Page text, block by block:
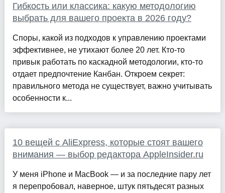
Гибкость или классика: какую методологию
выбрать для вашего проекта в 2026 году?
Споры, какой из подходов к управлению проектами
эффективнее, не утихают более 20 лет. Кто-то
привык работать по каскадной методологии, кто-то
отдает предпочтение Канбан. Откроем секрет:
правильного метода не существует, важно учитывать
особенности к...
10 вещей с AliExpress, которые стоят вашего
внимания — выбор редактора AppleInsider.ru
У меня iPhone и MacBook — и за последние пару лет
я перепробовал, наверное, штук пятьдесят разных